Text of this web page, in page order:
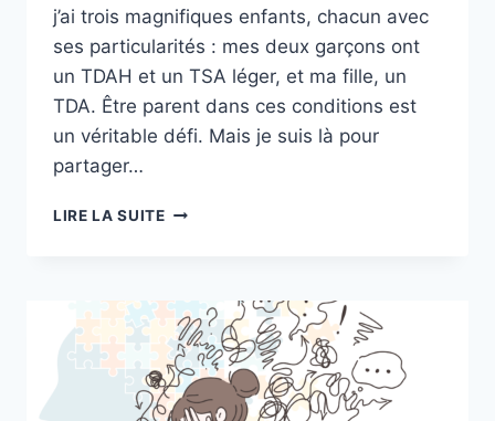
j’ai trois magnifiques enfants, chacun avec
ses particularités : mes deux garçons ont
un TDAH et un TSA léger, et ma fille, un
TDA. Être parent dans ces conditions est
un véritable défi. Mais je suis là pour
partager…
LIRE LA SUITEENFANT
DE
SURVIE
POUR
LES
PARENTS